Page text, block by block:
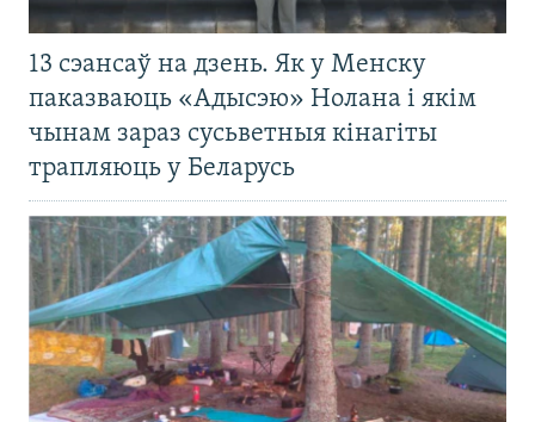
13 сэансаў на дзень. Як у Менску
паказваюць «Адысэю» Нолана і якім
чынам зараз сусьветныя кінагіты
трапляюць у Беларусь